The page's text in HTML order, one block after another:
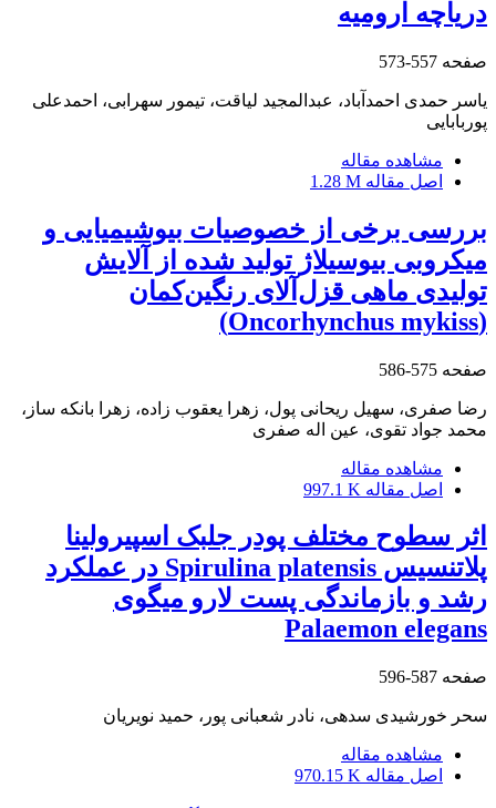
دریاچه ارومیه
صفحه 557-573
یاسر حمدی احمدآباد، عبدالمجید لیاقت، تیمور سهرابی، احمدعلی
پوربابایی
مشاهده مقاله
اصل مقاله 1.28 M
بررسی برخی از خصوصیات بیوشیمیایی و
میکروبی بیوسیلاژ تولید شده از آلایش
تولیدی ماهی قزل‌آلای رنگین‌کمان
(Oncorhynchus mykiss)
صفحه 575-586
رضا صفری، سهیل ریحانی پول، زهرا یعقوب زاده، زهرا بانکه ساز،
محمد جواد تقوی، عین اله صفری
مشاهده مقاله
اصل مقاله 997.1 K
اثر سطوح مختلف پودر جلبک اسپیرولینا
پلاتنسیس Spirulina platensis در عملکرد
رشد و بازماندگی پست لارو میگوی
Palaemon elegans
صفحه 587-596
سحر خورشیدی سدهی، نادر شعبانی پور، حمید نویریان
مشاهده مقاله
اصل مقاله 970.15 K